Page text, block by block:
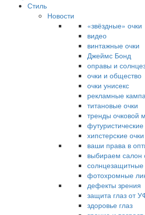
Стиль
Новости
«звёздные» очки
видео
винтажные очки
Джеймс Бонд
оправы и
очки и общество
очки унисекс
рекламные
титановые очки
тренды очковой
футуристические
хипстерские очки
ваши права в
выбираем салон
фотохромные
дефекты зрения
защита глаз от
здоровье глаз